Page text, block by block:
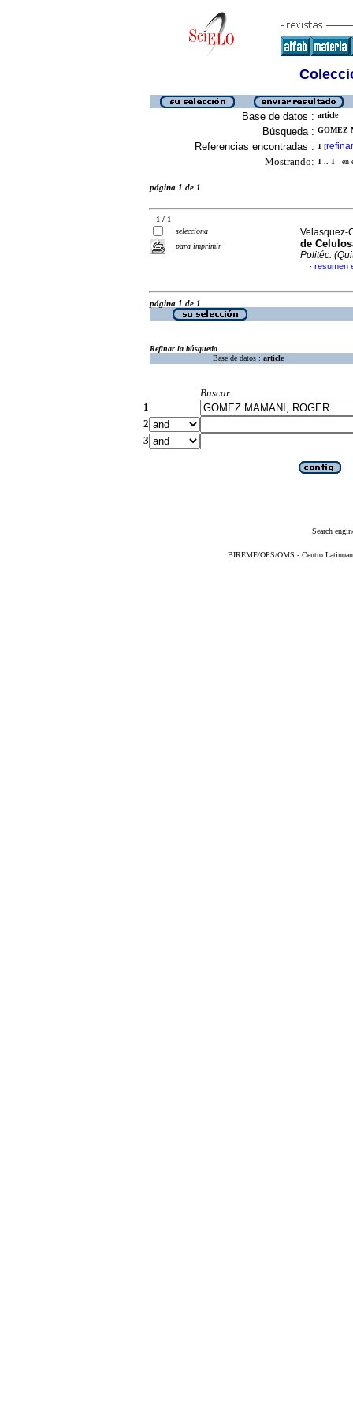
Base de datos : article
Búsqueda : GOMEZ
Referencias encontradas : 1 [refinar
Mostrando: 1 .. 1 en
página 1 de 1
1 / 1
selecciona
para imprimir
Velasquez-
de
Politéc.
· resumen
página 1 de 1
Refinar la búsqueda
Base de datos : article
Buscar
1
2
3
Search
BIREME/OPS/OMS - Centro